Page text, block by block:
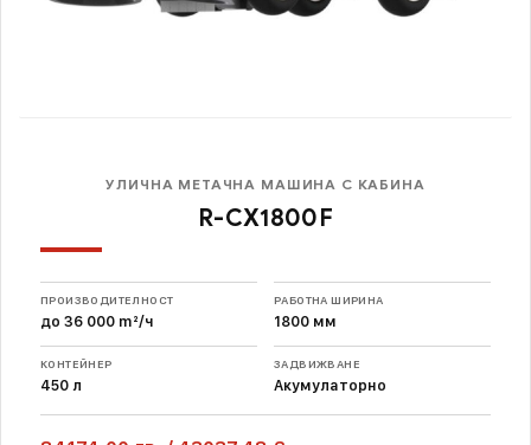
УЛИЧНА МЕТАЧНА МАШИНА С КАБИНА
R-CX1800F
ПРОИЗВОДИТЕЛНОСТ
до 36 000 m²/ч
РАБОТНА ШИРИНА
1800 мм
КОНТЕЙНЕР
450 л
ЗАДВИЖВАНЕ
Акумулаторно